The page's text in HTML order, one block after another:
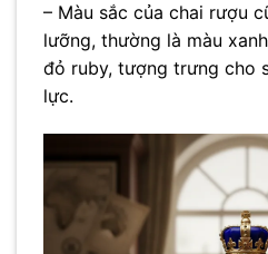
– Màu sắc của chai rượu
lưỡng, thường là màu
đỏ ruby, tượng trưng cho
lực.